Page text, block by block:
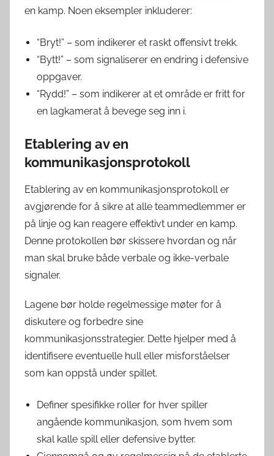
en kamp. Noen eksempler inkluderer:
“Bryt!” – som indikerer et raskt offensivt trekk.
“Bytt!” – som signaliserer en endring i defensive
oppgaver.
“Rydd!” – som indikerer at et område er fritt for
en lagkamerat å bevege seg inn i.
Etablering av en
kommunikasjonsprotokoll
Etablering av en kommunikasjonsprotokoll er
avgjørende for å sikre at alle teammedlemmer er
på linje og kan reagere effektivt under en kamp.
Denne protokollen bør skissere hvordan og når
man skal bruke både verbale og ikke-verbale
signaler.
Lagene bør holde regelmessige møter for å
diskutere og forbedre sine
kommunikasjonsstrategier. Dette hjelper med å
identifisere eventuelle hull eller misforståelser
som kan oppstå under spillet.
Definer spesifikke roller for hver spiller
angående kommunikasjon, som hvem som
skal kalle spill eller defensive bytter.